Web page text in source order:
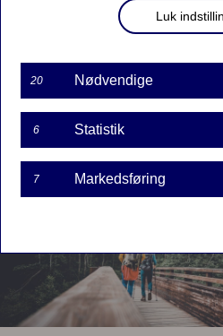
2023 udgjorde 99,9 pct. af
udledning af
finansieret udledning i
Luk
20 Nødvendige
6 Statistik
7 Markedsføring